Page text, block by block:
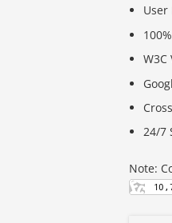
User
W3C
24/7
Note: